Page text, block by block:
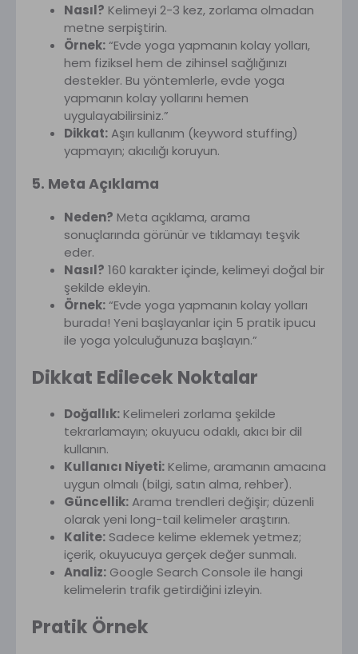
Nasıl? Kelimeyi 2-3 kez, zorlama olmadan
metne serpiştirin.
Örnek:“Evde yoga yapmanın kolay yolları,
hem fiziksel hem de zihinsel sağlığınızı
destekler. Bu yöntemlerle, evde yoga
yapmanın kolay yollarını hemen
uygulayabilirsiniz.”
Dikkat:Aşırı kullanım (keyword stuffing)
yapmayın; akıcılığı koruyun.
5. Meta Açıklama
Neden? Meta açıklama, arama
sonuçlarında görünür ve tıklamayı teşvik
eder.
Nasıl? 160 karakter içinde, kelimeyi doğal bir
şekilde ekleyin.
Örnek:“Evde yoga yapmanın kolay yolları
burada! Yeni başlayanlar için 5 pratik ipucu
ile yoga yolculuğunuza başlayın.”
Dikkat Edilecek Noktalar
Doğallık: Kelimeleri zorlama şekilde
tekrarlamayın; okuyucu odaklı, akıcı bir dil
kullanın.
Kullanıcı Niyeti: Kelime, aramanın amacına
uygun olmalı (bilgi, satın alma, rehber).
Güncellik:Arama trendleri değişir; düzenli
olarak yeni long-tail kelimeler araştırın.
Kalite: Sadece kelime eklemek yetmez;
içerik, okuyucuya gerçek değer sunmalı.
Analiz: Google Search Console ile hangi
kelimelerin trafik getirdiğini izleyin.
Pratik Örnek